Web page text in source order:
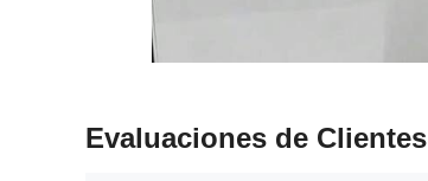
Evaluaciones de Clientes